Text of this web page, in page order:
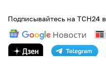
Подписывайтесь на ТСН24 в